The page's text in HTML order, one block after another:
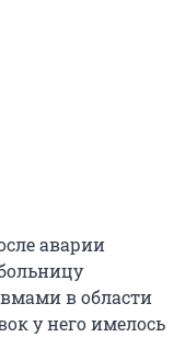
аварии
в области
у него имелось